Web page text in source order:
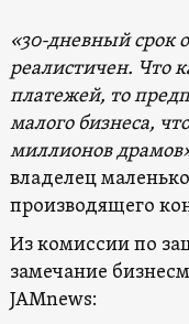
«30-дневный срок
реалистичен. Что
платежей, то
малого бизнеса,
миллионов
владелец
производящего
Из комиссии по
замечание
JAMnews: